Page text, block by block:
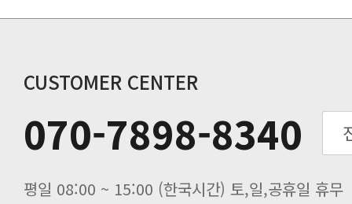
추수감사절 배송안내
추석기간 배송안내
노동절(9월3일) 배송업무 안내
입금 고객님을 찾습니다.
CUSTOMER CENTER
070-7898-8340
평일 08:00 ~ 15:00 (한국시간) 토,일,공휴일 휴무